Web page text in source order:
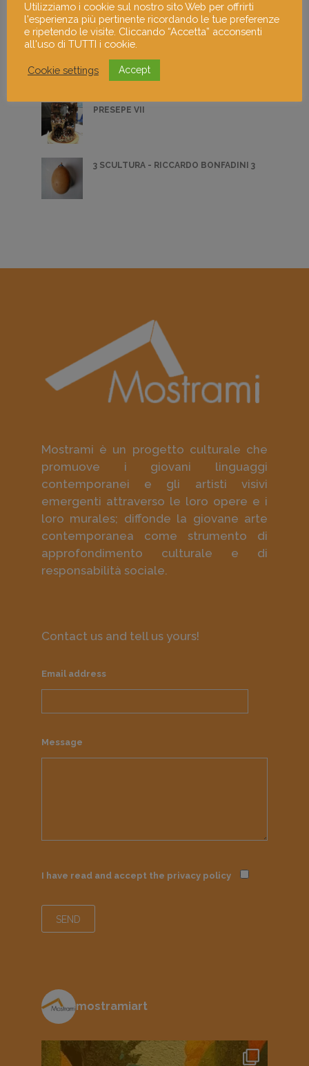
PRESEPE VII
3 SCULTURA - RICCARDO BONFADINI 3
Mostrami è un progetto culturale che
promuove i giovani linguaggi
contemporanei e gli artisti visivi
emergenti attraverso le loro opere e i
loro murales; diffonde la giovane arte
contemporanea come strumento di
approfondimento culturale e di
responsabilità sociale.
Contact us and tell us yours!
Email address
Message
I have read and accept the privacy policy
mostramiart
Utilizziamo i cookie sul nostro sito Web per offrirti
l'esperienza più pertinente ricordando le tue preferenze
e ripetendo le visite. Cliccando “Accetta” acconsenti
all'uso di TUTTI i cookie.
Cookie settings Accept